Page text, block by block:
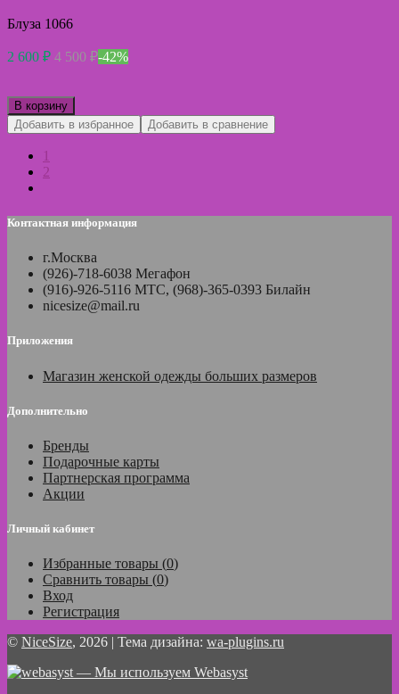
Блуза 1066
2 600 ₽ 4 500 ₽-42%
В корзину
Добавить в избранное
Добавить в сравнение
1
2
Контактная информация
г.Москва
(926)-718-6038 Мегафон
(916)-926-5116 МТС, (968)-365-0393 Билайн
nicesize@mail.ru
Приложения
Магазин женской одежды больших размеров
Дополнительно
Бренды
Подарочные карты
Партнерская программа
Акции
Личный кабинет
Избранные товары (0)
Сравнить товары (0)
Вход
Регистрация
© NiceSize, 2026 | Тема дизайна: wa-plugins.ru
— Мы используем Webasyst